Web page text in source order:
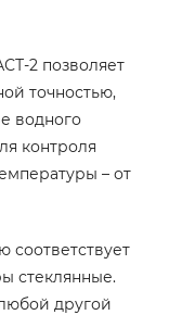
2 позволяет
точностью,
водного
контроля
– от
соответствует
стеклянные.
другой